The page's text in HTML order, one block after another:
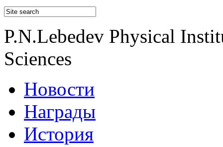
P.N.Lebedev Physical
Sciences
Новости
Награды
История